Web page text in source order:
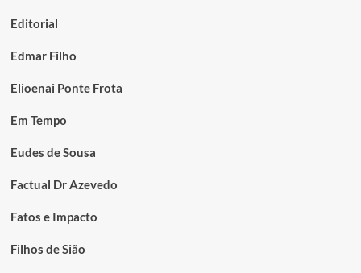
Editorial
Edmar Filho
Elioenai Ponte Frota
Em Tempo
Eudes de Sousa
Factual Dr Azevedo
Fatos e Impacto
Filhos de Sião